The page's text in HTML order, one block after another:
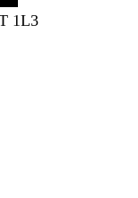
1L3